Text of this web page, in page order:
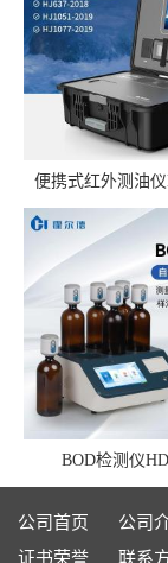
便携式红外测油
BOD检测仪
公司首页 公司
证书荣誉
联系